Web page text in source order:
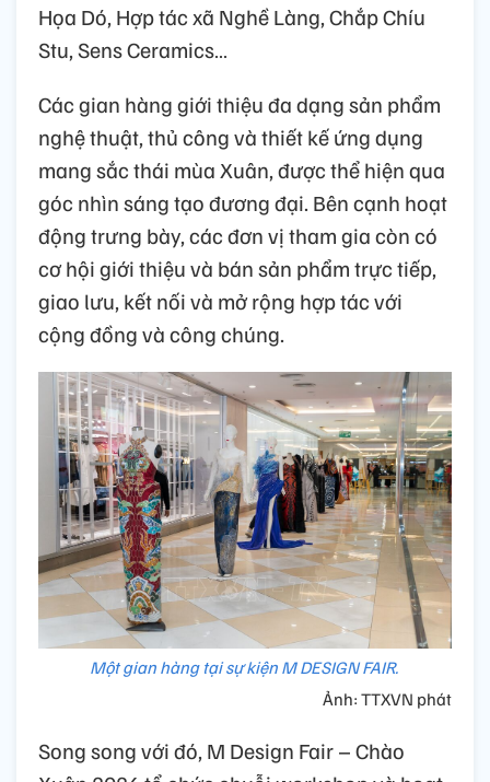
Họa Dó, Hợp tác xã Nghề Làng, Chắp Chíu
Stu, Sens Ceramics…
Các gian hàng giới thiệu đa dạng sản phẩm
nghệ thuật, thủ công và thiết kế ứng dụng
mang sắc thái mùa Xuân, được thể hiện qua
góc nhìn sáng tạo đương đại. Bên cạnh hoạt
động trưng bày, các đơn vị tham gia còn có
cơ hội giới thiệu và bán sản phẩm trực tiếp,
giao lưu, kết nối và mở rộng hợp tác với
cộng đồng và công chúng.
Một gian hàng tại sự kiện M DESIGN FAIR.
Ảnh: TTXVN phát
Song song với đó, M Design Fair – Chào